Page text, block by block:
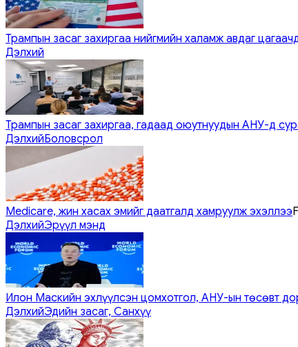
Трампын засаг захиргаа нийгмийн халамж авдаг
Дэлхий
Трампын засаг захиргаа, гадаад оюутнуудын АНУ-д
ДэлхийБоловсрол
Medicare, жин хасах эмийг даатгалд хамруулж эхэллээ
ДэлхийЭрүүл мэнд
Илон Маскийн эхлүүлсэн цомхотгол, АНУ-ын төсөвт
ДэлхийЭдийн засаг, Санхүү